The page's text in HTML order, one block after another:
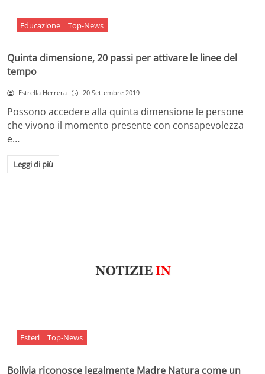
Educazione Top-News
Quinta dimensione, 20 passi per attivare le linee del
tempo
Estrella Herrera 20 Settembre 2019
Possono accedere alla quinta dimensione le persone
che vivono il momento presente con consapevolezza
e…
Leggi di più
Esteri Top-News
Bolivia riconosce legalmente Madre Natura come un